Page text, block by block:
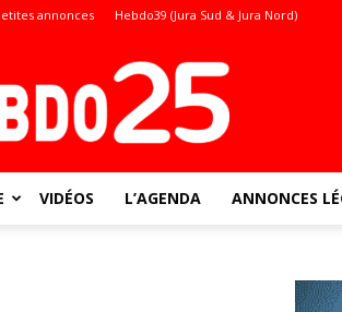
annonces Hebdo39 (Jura Sud & Jura Nord)
VIDÉOS L’AGENDA ANNONCES